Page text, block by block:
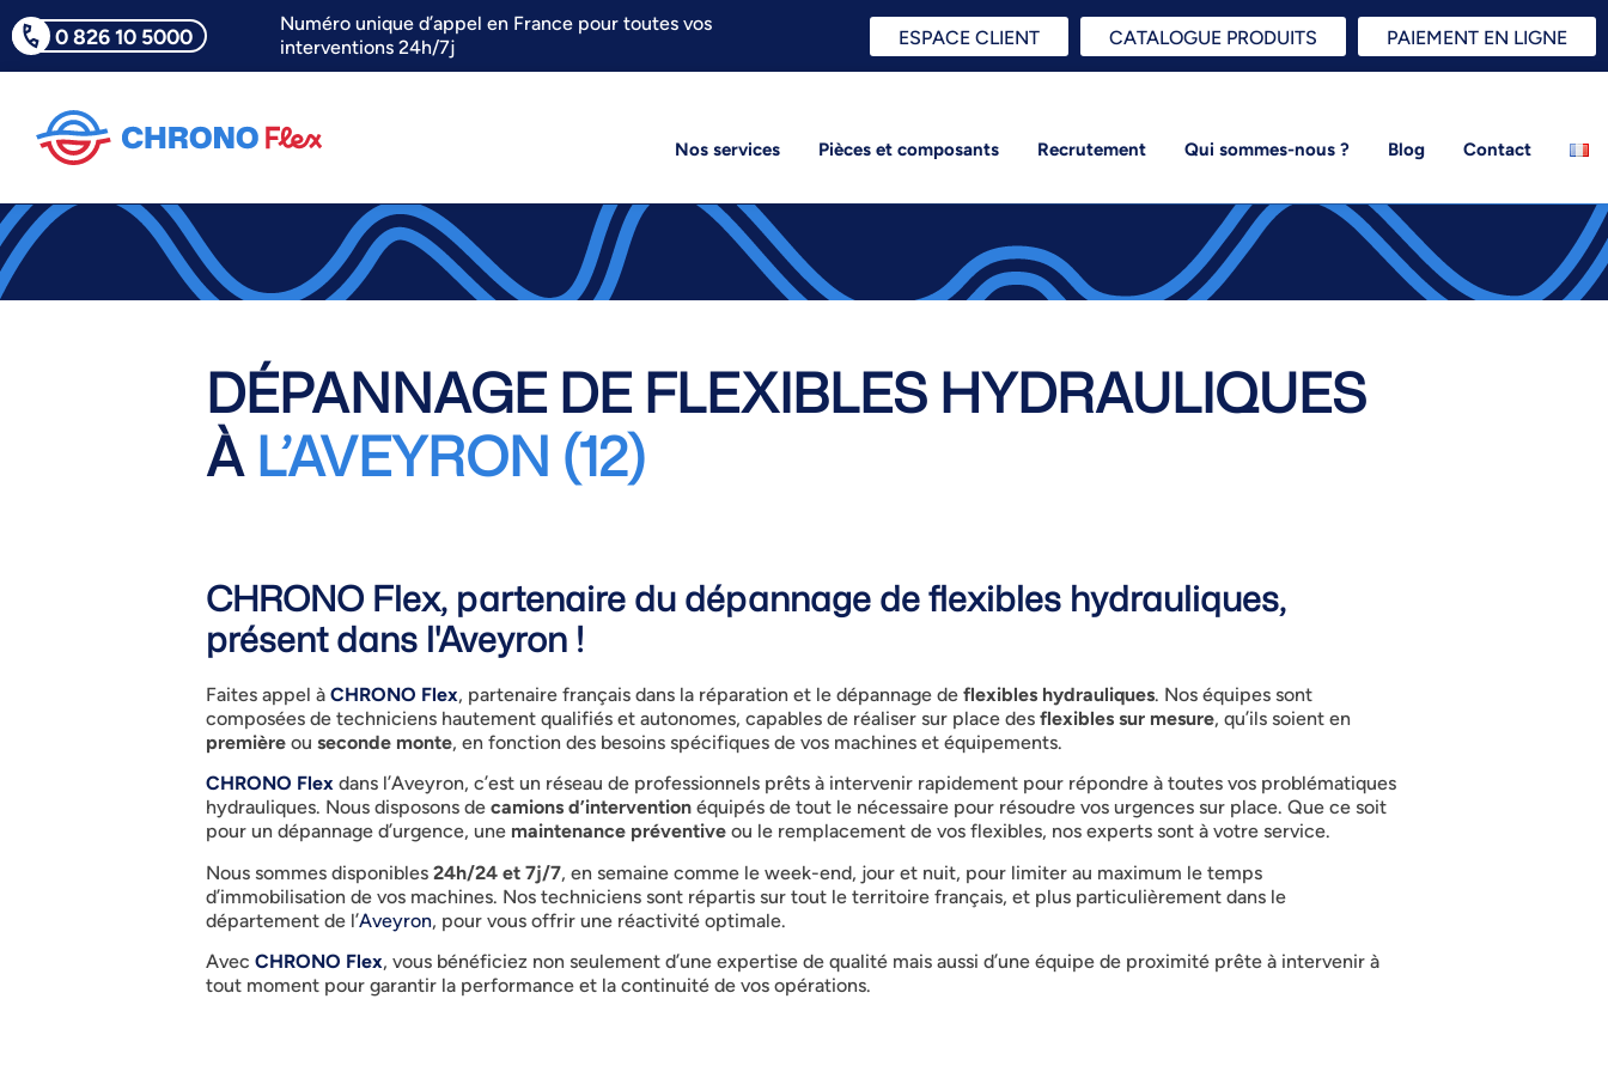
0 826 10 5000
Numéro unique d’appel en France pour toutes vos
interventions 24h/7j
ESPACE CLIENT CATALOGUE PRODUITS PAIEMENT EN LIGNE
Nos services Pièces et composants Recrutement Qui sommes-nous ? Blog Contact
DÉPANNAGE DE FLEXIBLES HYDRAULIQUES
ÀL’AVEYRON (12)
CHRONO Flex, partenaire du dépannage de flexibles hydrauliques,
présent dans l'Aveyron !
Faites appel à CHRONO Flex, partenaire français dans la réparation et le dépannage de flexibles hydrauliques. Nos équipes sont
composées de techniciens hautement qualifiés et autonomes, capables de réaliser sur place des flexibles sur mesure, qu’ils soient en
première ou seconde monte, en fonction des besoins spécifiques de vos machines et équipements.
CHRONO Flex dans l’Aveyron, c’est un réseau de professionnels prêts à intervenir rapidement pour répondre à toutes vos problématiques
hydrauliques. Nous disposons de camions d’intervention équipés de tout le nécessaire pour résoudre vos urgences sur place. Que ce soit
pour un dépannage d’urgence, une maintenance préventive ou le remplacement de vos flexibles, nos experts sont à votre service.
Nous sommes disponibles 24h/24 et 7j/7, en semaine comme le week-end, jour et nuit, pour limiter au maximum le temps
d’immobilisation de vos machines. Nos techniciens sont répartis sur tout le territoire français, et plus particulièrement dans le
département de l’Aveyron, pour vous offrir une réactivité optimale.
Avec CHRONO Flex, vous bénéficiez non seulement d’une expertise de qualité mais aussi d’une équipe de proximité prête à intervenir à
tout moment pour garantir la performance et la continuité de vos opérations.